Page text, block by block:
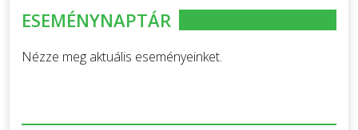
ESEMÉNYNAPTÁR
Nézze meg aktuális eseményeinket.